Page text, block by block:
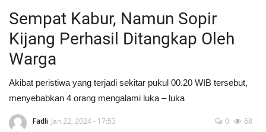
Sempat Kabur, Namun Sopir
Kijang Perhasil Ditangkap Oleh
Warga
Akibat peristiwa yang terjadi sekitar pukul 00.20 WIB tersebut,
menyebabkan 4 orang mengalami luka – luka
Fadli Jan 22, 2024 - 17:53 0 68